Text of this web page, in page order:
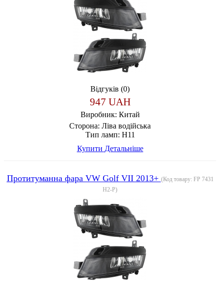
Відгуків (0)
947 UAH
Виробник: Китай
Сторона: Ліва водійська
Тип ламп: H11
Купити Детальніше
Протитуманна фара VW Golf VII 2013+ (Код товару: FP 7431
H2-P)